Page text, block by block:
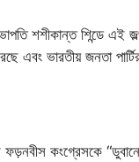
শশীকান্ত শিন্ডে এই
এবং ভারতীয় জনতা
ফড়নবীস কংগ্রেসকে